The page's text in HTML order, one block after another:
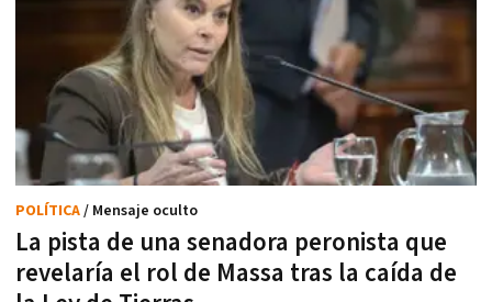
La pista de una senadora peronista que
revelaría el rol de Massa tras la caída de
POLÍTICA/ Mensaje oculto